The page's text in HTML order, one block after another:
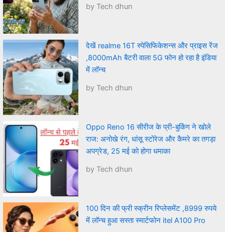
by Tech dhun
देखें realme 16T स्पेसिफिकेशन्स और प्राइस रेंज
,8000mAh बैटरी वाला 5G फोन हो रहा है इंडिया
में लॉन्च
by Tech dhun
Oppo Reno 16 सीरीज के प्री-बुकिंग ने खोले
राज: अनोखे रंग, धांसू स्टोरेज और कैमरे का तगड़ा
अपग्रेड, 25 मई को होगा धमाका
by Tech dhun
100 दिन की फ्री स्क्रीन रिप्लेसमेंट ,8999 रुपये
में लॉन्च हुआ सस्ता स्मार्टफोन itel A100 Pro